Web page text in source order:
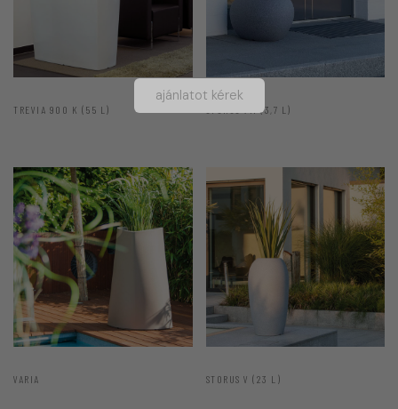
TREVIA 900 K (55 L) STORUS VII (3,7 L)
VARIA STORUS V (23 L)
ajánlatot kérek